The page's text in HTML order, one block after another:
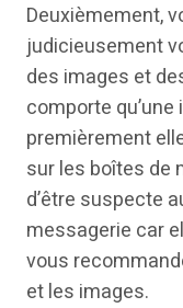
Deuxièmement,
judicieusement
des images et
comporte
premièrement
sur les boîtes de
d’être suspecte
messagerie car
vous
et les images.